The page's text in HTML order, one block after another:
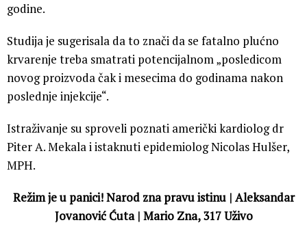
godine.
Studija je sugerisala da to znači da se fatalno plućno
krvarenje treba smatrati potencijalnom „posledicom
novog proizvoda čak i mesecima do godinama nakon
poslednje injekcije“.
Istraživanje su sproveli poznati američki kardiolog dr
Piter A. Mekala i istaknuti epidemiolog Nicolas Hulšer,
MPH.
Režim je u panici! Narod zna pravu istinu | Aleksandar
Jovanović Ćuta | Mario Zna, 317 Uživo